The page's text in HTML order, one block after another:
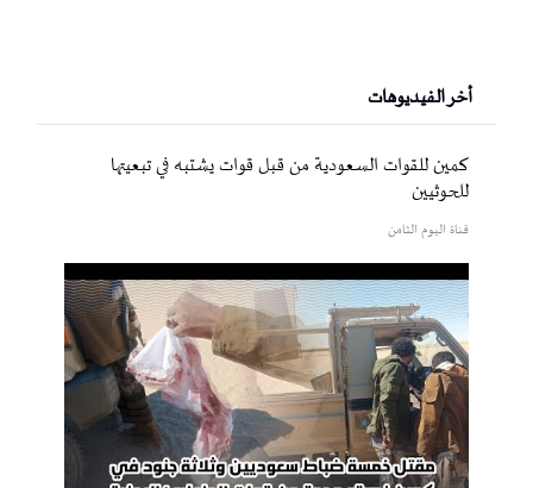
أخر الفيديوهات
كمين للقوات السعودية من قبل قوات يشتبه في تبعيتها
للحوثيين
قناة اليوم الثامن